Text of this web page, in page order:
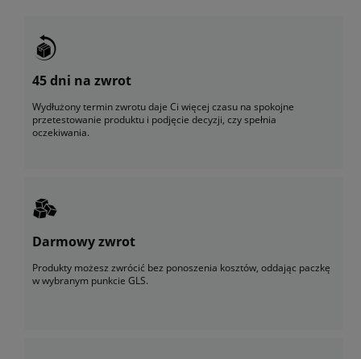
45 dni na zwrot
Wydłużony termin zwrotu daje Ci więcej czasu na spokojne
przetestowanie produktu i podjęcie decyzji, czy spełnia
oczekiwania.
Darmowy zwrot
Produkty możesz zwrócić bez ponoszenia kosztów, oddając paczkę
w wybranym punkcie GLS.